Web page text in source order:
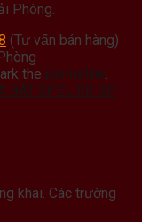
Phòng.
(Tư vấn bán hàng)
the permalink.
BÁT SPELIER SP
khai. Các trường